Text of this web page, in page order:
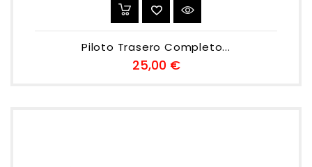
Piloto Trasero Completo...
25,00 €Preu